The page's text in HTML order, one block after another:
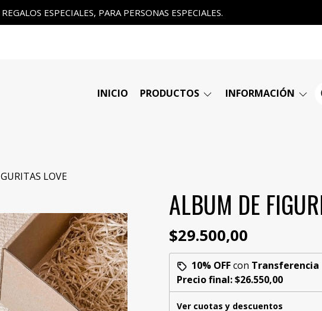
REGALOS ESPECIALES, PARA PERSONAS ESPECIALES.
INICIO PRODUCTOS INFORMACIÓN
LOVE
ALBUM DE
$29.500,00
10% OFFcon Transferencia
Precio final:$26.550,00
Ver cuotas y descuentos